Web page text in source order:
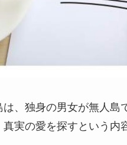
、独身の男女が無人島
実の愛を探すという内